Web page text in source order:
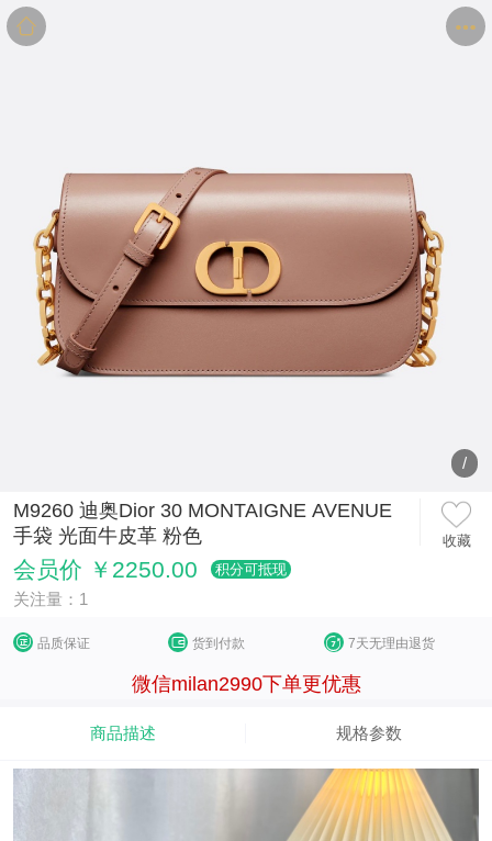
/
M9260 迪奥Dior 30 MONTAIGNE AVENUE
手袋 光面牛皮革 粉色
收藏
会员价 ￥2250.00 积分可抵现
关注量：1
品质保证 货到付款 7天无理由退货
微信milan2990下单更优惠
商品描述 规格参数